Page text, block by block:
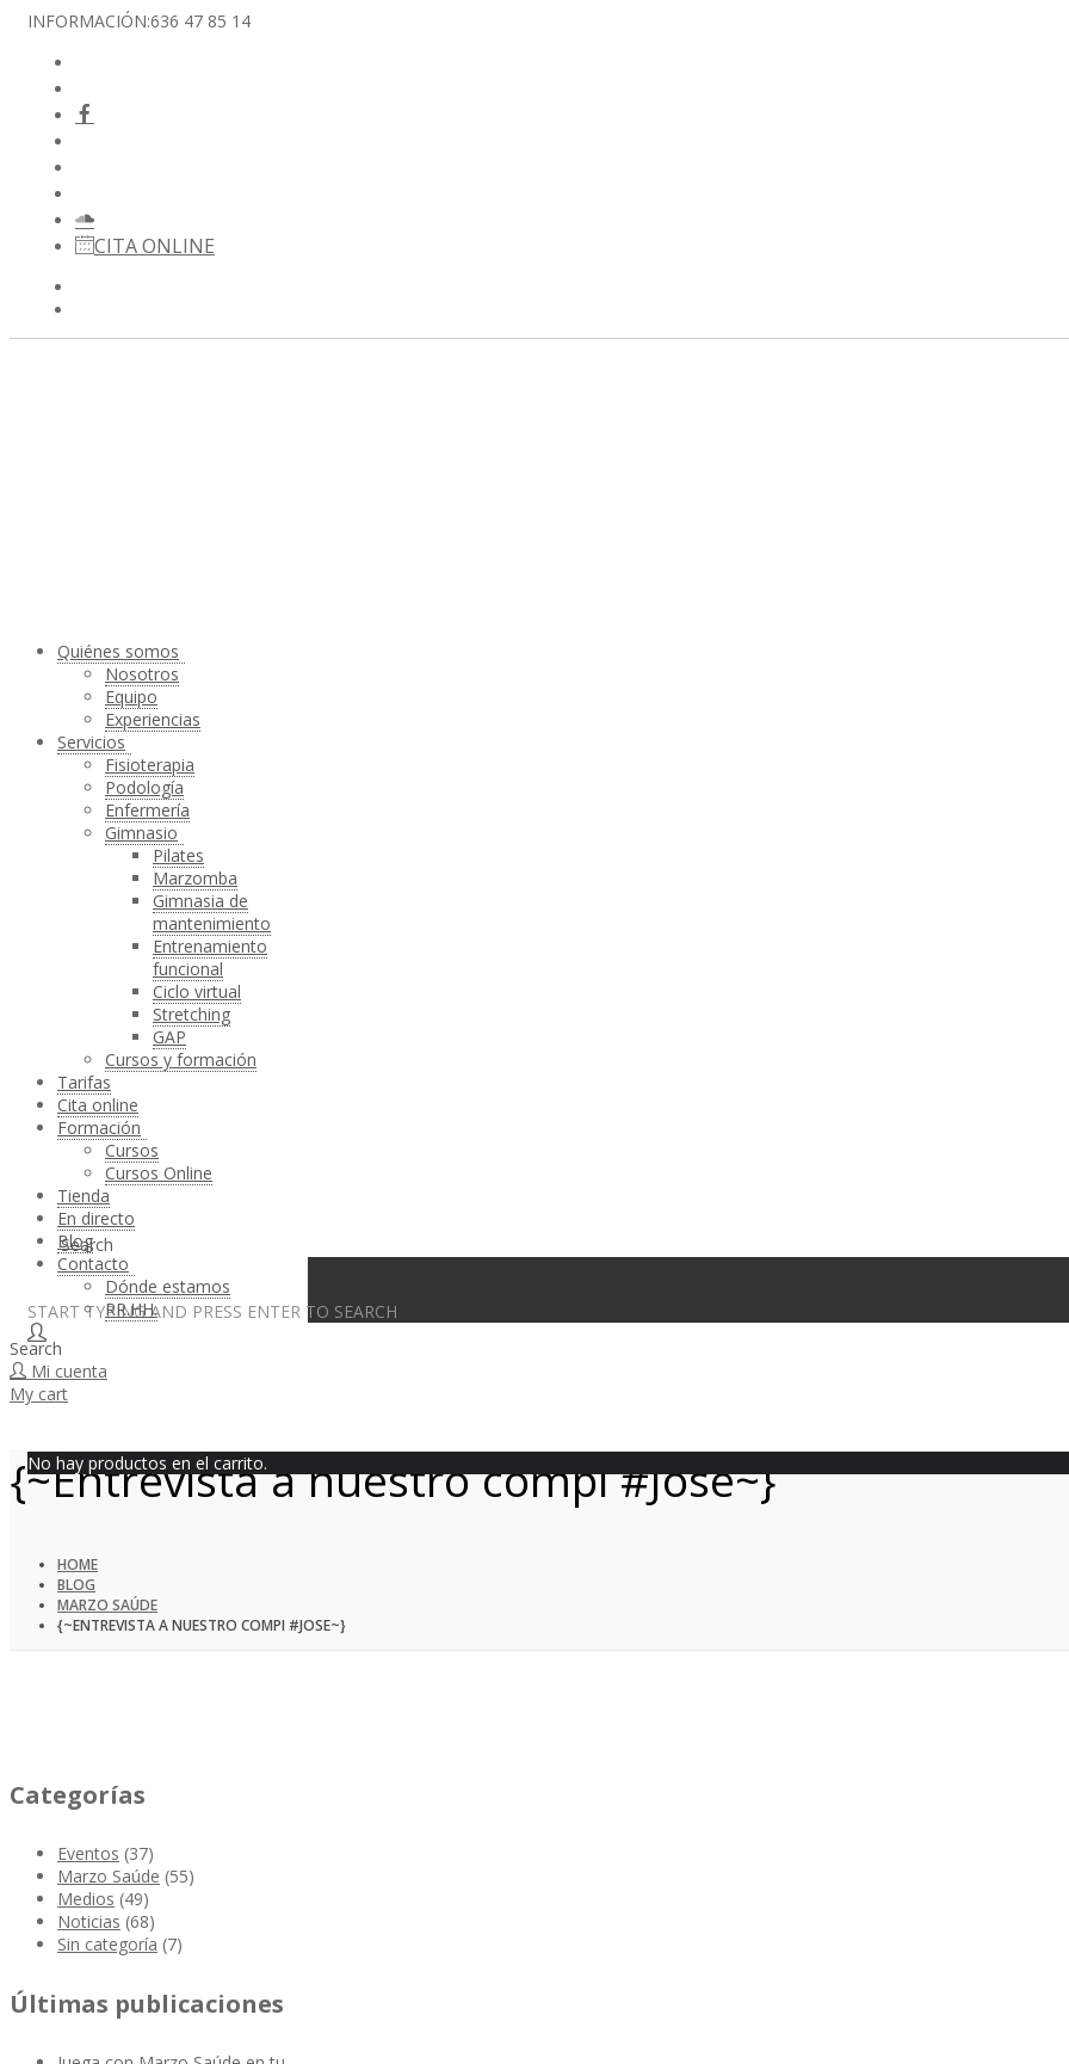
INFORMACIÓN:636 47 85 14
CITA ONLINE
Search
START TYPING AND PRESS ENTER TO SEARCH
No hay productos en el carrito.
Quiénes somos
Nosotros
Equipo
Experiencias
Servicios
Fisioterapia
Podología
Enfermería
Gimnasio
Pilates
Marzomba
Gimnasia de
mantenimiento
Entrenamiento
funcional
Ciclo virtual
Stretching
GAP
Cursos y formación
Tarifas
Cita online
Formación
Cursos
Cursos Online
Tienda
En directo
Blog
Contacto
Dónde estamos
RR.HH.
Search
Mi cuenta
My cart
{~Entrevista a nuestro compi #Jose~}
HOME
BLOG
MARZO SAÚDE
{~ENTREVISTA A NUESTRO COMPI #JOSE~}
Categorías
Eventos (37)
Marzo Saúde (55)
Medios (49)
Noticias (68)
Sin categoría (7)
Últimas publicaciones